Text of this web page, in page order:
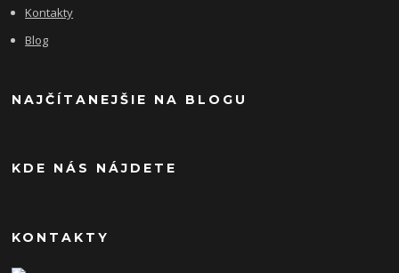
Kontakty
Blog
NAJČÍTANEJŠIE NA BLOGU
KDE NÁS NÁJDETE
KONTAKTY